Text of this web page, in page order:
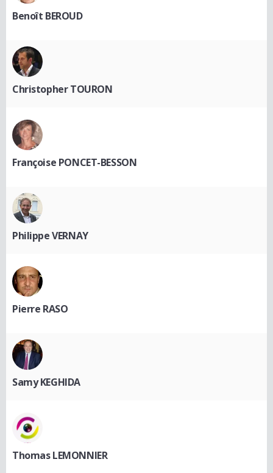
Benoît BEROUD
Christopher TOURON
Françoise PONCET-BESSON
Philippe VERNAY
Pierre RASO
Samy KEGHIDA
Thomas LEMONNIER